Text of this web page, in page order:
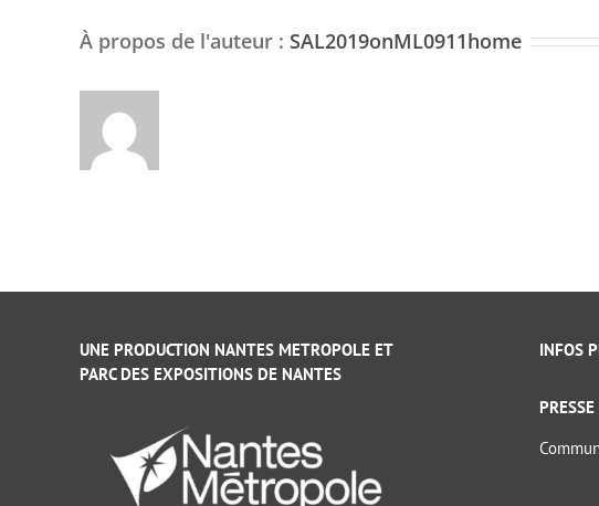
À propos de l'auteur : SAL2019onML0911home
UNE PRODUCTION NANTES METROPOLE ET
PARC DES EXPOSITIONS DE NANTES
INFOS
PRESSE